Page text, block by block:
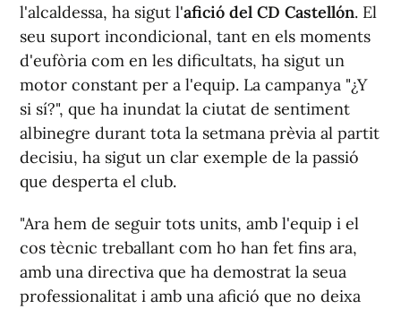
l'alcaldessa, ha sigut l'afició del CD Castellón. El
seu suport incondicional, tant en els moments
d'eufòria com en les dificultats, ha sigut un
motor constant per a l'equip. La campanya "¿Y
si sí?", que ha inundat la ciutat de sentiment
albinegre durant tota la setmana prèvia al partit
decisiu, ha sigut un clar exemple de la passió
que desperta el club.
"Ara hem de seguir tots units, amb l'equip i el
cos tècnic treballant com ho han fet fins ara,
amb una directiva que ha demostrat la seua
professionalitat i amb una afició que no deixa